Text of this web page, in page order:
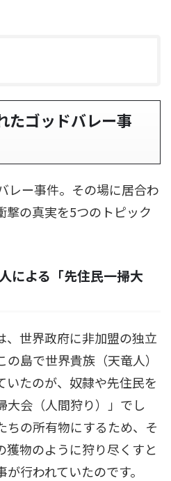
たゴッドバレー事
レー事件。その場に居合わ
撃の真実を5つのトピック
による「先住民一掃大
、世界政府に非加盟の独立
島で世界貴族（天竜人）
いたのが、奴隷や先住民を
大会（人間狩り）」でし
ちの所有物にするため、そ
獲物のように狩り尽くすと
行われていたのです。